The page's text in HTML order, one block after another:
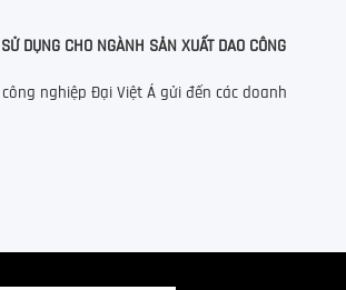
DỤNG CHO NGÀNH SẢN XUẤT DAO CÔNG
công nghiệp Đại Việt Á gửi đến các doanh